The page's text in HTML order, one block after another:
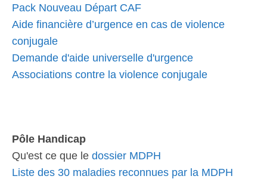
Pack Nouveau Départ CAF
Aide financière d’urgence en cas de violence
conjugale
Demande d'aide universelle d'urgence
Associations contre la violence conjugale
Pôle Handicap
Qu'est ce que le dossier MDPH
Liste des 30 maladies reconnues par la MDPH